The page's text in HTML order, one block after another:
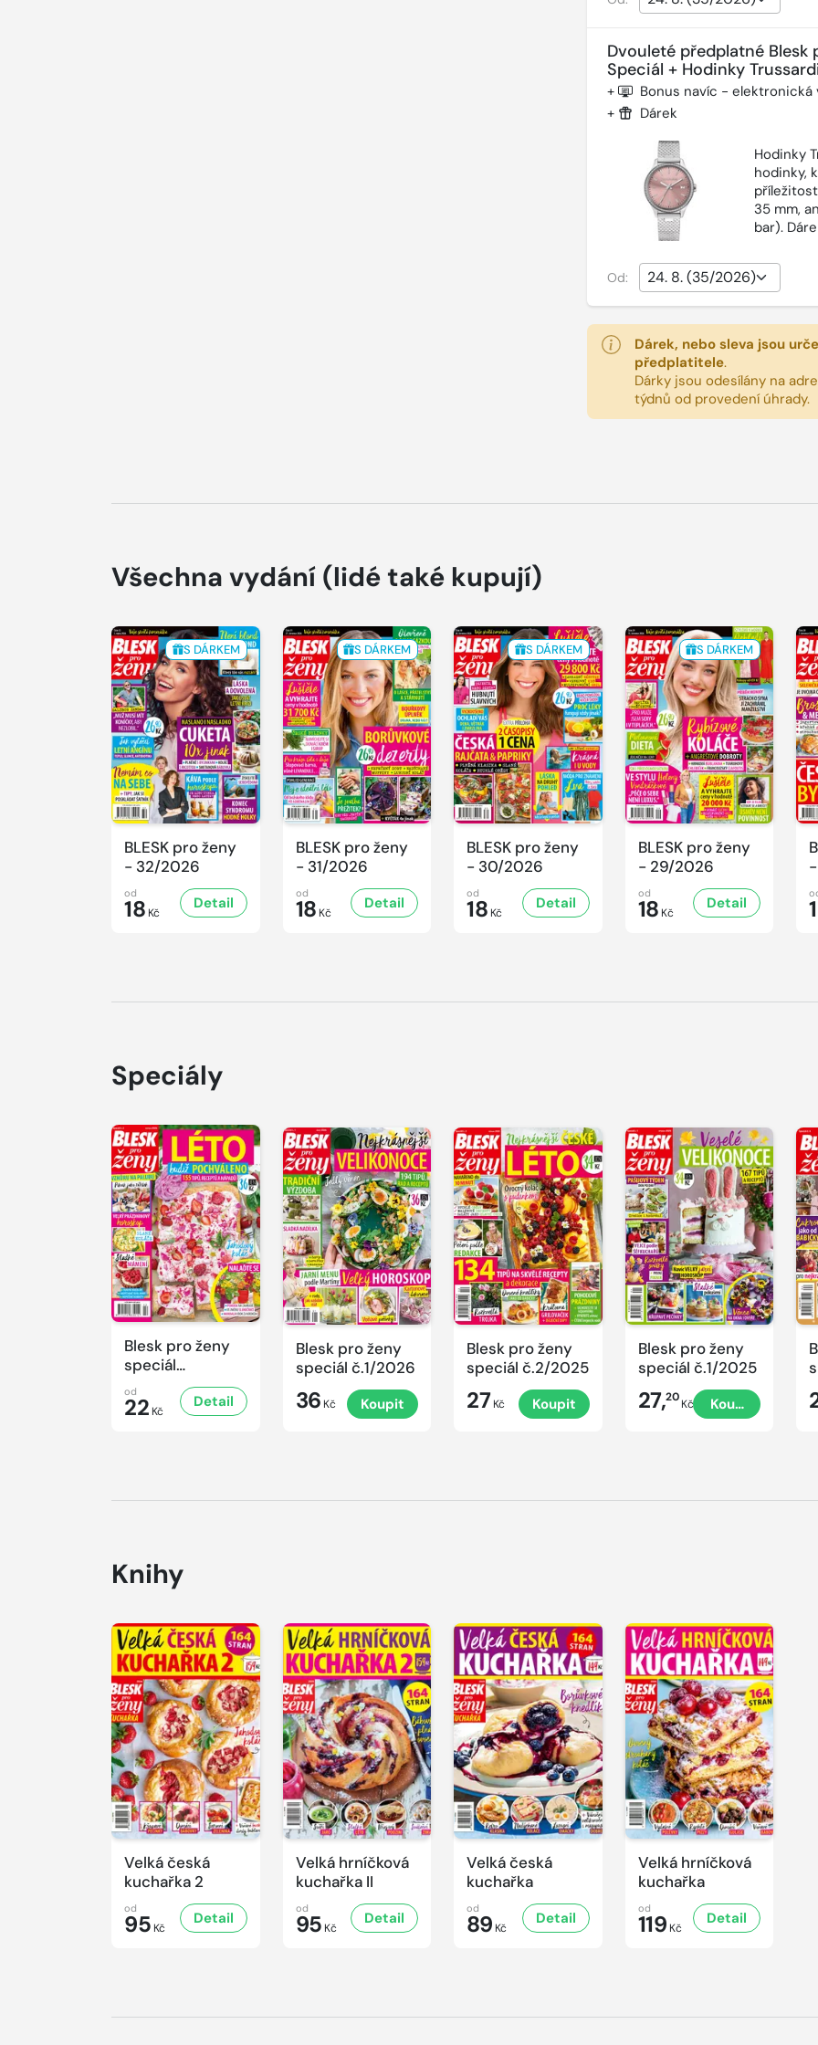
Dvouleté předplatné Blesk
Speciál + Hodinky
+ Bonus navíc - elektronická
+ Dárek
Hodinky
hodinky,
35 mm,
bar).
Od:
Dárek, nebo sleva jsou
předplatitele.
Dárky jsou odesílány na
týdnů od provedení úhrady.
Všechna vydání (lidé také kupují)
S DÁRKEM
BLESK pro ženy
- 32/2026
od
18 Kč
Detail
S DÁRKEM
BLESK pro ženy
- 31/2026
od
18 Kč
Detail
S DÁRKEM
BLESK pro ženy
- 30/2026
od
18 Kč
Detail
S DÁRKEM
BLESK pro ženy
- 29/2026
od
18 Kč
Detail
Speciály
Blesk pro ženy
speciál
č.2/2026
od
22 Kč
Detail
Blesk pro ženy
speciál č.1/2026
36 Kč Koupit
Blesk pro ženy
speciál č.2/2025
27 Kč Koupit
Blesk pro ženy
speciál č.1/2025
27,20Kč Koupit
Knihy
Velká česká
kuchařka 2
od
95 Kč
Detail
Velká hrníčková
kuchařka II
od
95 Kč
Detail
Velká česká
kuchařka
od
89 Kč
Detail
Velká hrníčková
kuchařka
od
119 Kč
Detail